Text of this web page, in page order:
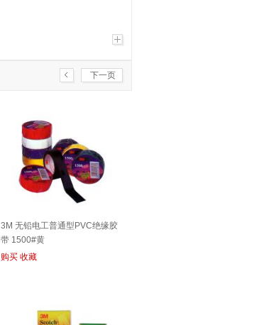
下一页
3M 无铅电工普通型PVC绝缘胶
带 1500#黄
购买 收藏